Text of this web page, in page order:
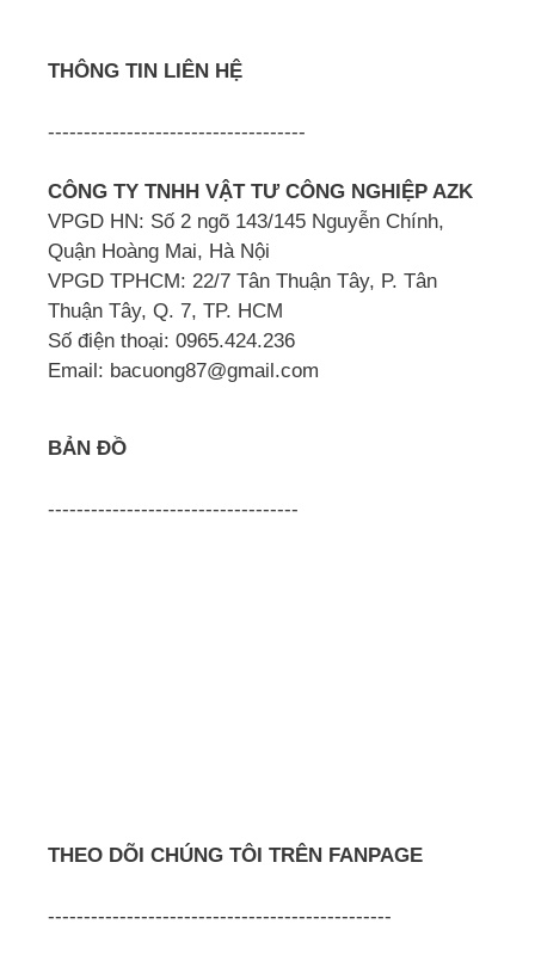
THÔNG TIN LIÊN HỆ
------------------------------------
CÔNG TY TNHH VẬT TƯ CÔNG NGHIỆP AZK
VPGD HN: Số 2 ngõ 143/145 Nguyễn Chính,
Quận Hoàng Mai, Hà Nội
VPGD TPHCM: 22/7 Tân Thuận Tây, P. Tân
Thuận Tây, Q. 7, TP. HCM
Số điện thoại: 0965.424.236
Email: bacuong87@gmail.com
BẢN ĐỒ
-----------------------------------
THEO DÕI CHÚNG TÔI TRÊN FANPAGE
------------------------------------------------